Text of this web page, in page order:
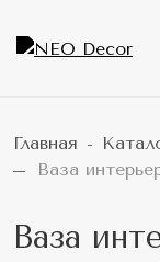
Главная
Ваза
Ваза